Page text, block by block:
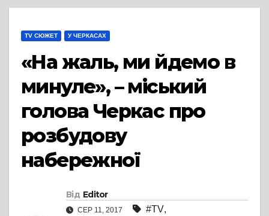
TV СЮЖЕТ У ЧЕРКАСАХ
«На жаль, ми йдемо в
минуле», – міський
голова Черкас про
розбудову
набережної
Від Editor
СЕР 11, 2017 #TV,